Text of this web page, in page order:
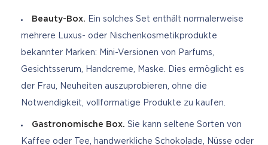
Beauty-Box. Ein solches Set enthält normalerweise
mehrere Luxus- oder Nischenkosmetikprodukte
bekannter Marken: Mini-Versionen von Parfums,
Gesichtsserum, Handcreme, Maske. Dies ermöglicht es
der Frau, Neuheiten auszuprobieren, ohne die
Notwendigkeit, vollformatige Produkte zu kaufen.
Gastronomische Box. Sie kann seltene Sorten von
Kaffee oder Tee, handwerkliche Schokolade, Nüsse oder